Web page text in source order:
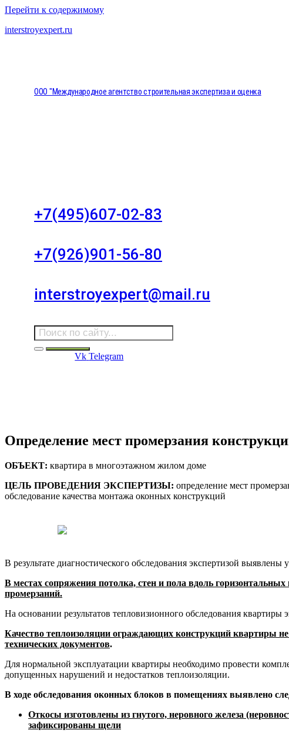
Перейти к содержимому
interstroyexpert.ru
ООО "Международное агентство строительная экспертиза и оценка
+7(495)607-02-83
+7(926)901-56-80
interstroyexpert@mail.ru
Vk Telegram
Определение мест промерзания
ОБЪЕКТ: квартира в многоэтажном жилом доме
ЦЕЛЬ ПРОВЕДЕНИЯ ЭКСПЕРТИЗЫ: определение мест
обследование качества монтажа оконных конструкций
В результате диагностического обследования экспертизой
В местах сопряжения потолка, стен и пола вдоль
промерзаний.
На основании результатов тепловизионного обследования
Качество теплоизоляции ограждающих конструкций квартиры
технических документов.
Для нормальной эксплуатации квартиры необходимо провести
допущенных нарушений и недостатков теплоизоляции.
В ходе обследования оконных блоков в помещениях выявлено
Откосы изготовлены из гнутого, неровного железа
зафиксированы щели